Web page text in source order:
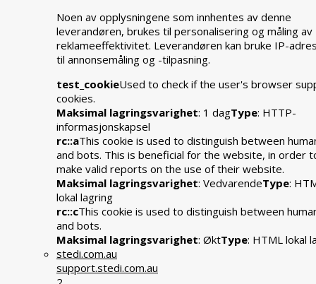
Noen av opplysningene som innhentes av denne
leverandøren, brukes til personalisering og måling av
reklameeffektivitet. Leverandøren kan bruke IP-
til annonsemåling og -tilpasning.
test_cookieUsed to check if the user's browser
cookies.
Maksimal lagringsvarighet: 1 dagType: HTTP-
informasjonskapsel
rc::aThis cookie is used to distinguish between
and bots. This is beneficial for the website, in order
make valid reports on the use of their website.
Maksimal lagringsvarighet: VedvarendeType:
lokal lagring
rc::cThis cookie is used to distinguish between
and bots.
Maksimal lagringsvarighet: ØktType: HTML lokal
stedi.com.au
support.stedi.com.au